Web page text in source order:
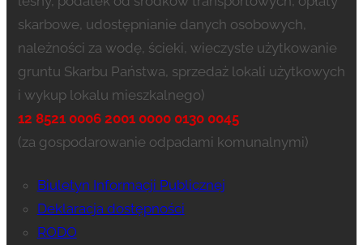
skarbowe, udostępnianie danych osobowych,
należności za wodę, ścieki, wieczyste użytkowanie
gruntu Skarbu Państwa, sprzedaż lokali użytkowych
i wykup lokalu mieszkalnego)
12 8521 0006 2001 0000 0130 0045
(za gospodarowanie odpadami komunalnymi)
Biuletyn Informacji Publicznej
Deklaracja dostępności
RODO